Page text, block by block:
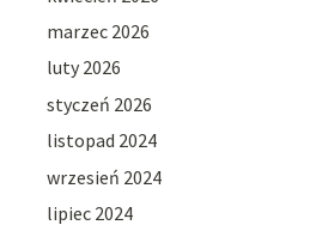
marzec 2026
luty 2026
styczeń 2026
listopad 2024
wrzesień 2024
lipiec 2024